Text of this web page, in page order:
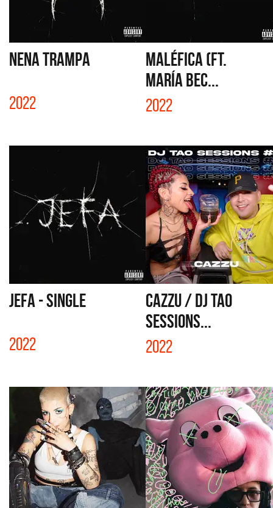
NENA TRAMPA
2022
MALÉFICA (FT.
MARÍA BEC...
2022
JEFA - SINGLE
2022
CAZZU / DJ TAO
SESSIONS...
2022